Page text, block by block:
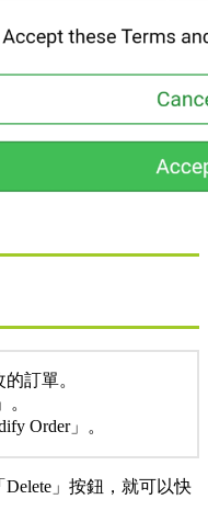
訂單。
Order」。
」按鈕，就可以快